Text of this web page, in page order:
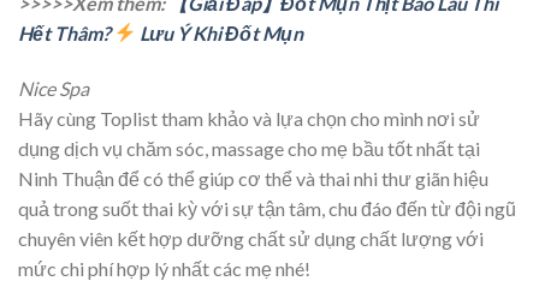
Hết Thâm?
Lưu Ý Khi Đốt Mụn
Nice Spa
Hãy cùng Toplist tham khảo và lựa chọn cho mình nơi sử
dụng dịch vụ chăm sóc, massage cho mẹ bầu tốt nhất tại
Ninh Thuận để có thể giúp cơ thể và thai nhi thư giãn hiệu
quả trong suốt thai kỳ với sự tận tâm, chu đáo đến từ đội ngũ
chuyên viên kết hợp dưỡng chất sử dụng chất lượng với
mức chi phí hợp lý nhất các mẹ nhé!